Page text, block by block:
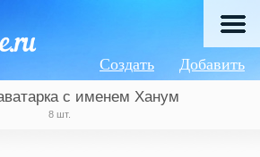
Добавить
Создать
с именем Ханум
8 шт.